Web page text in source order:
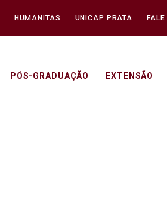
HUMANITAS UNICAP PRATA
PÓS-GRADUAÇÃO EXTENSÃO